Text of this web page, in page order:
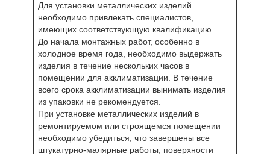
Для установки металлических изделий
необходимо привлекать специалистов,
имеющих соответствующую квалификацию.
До начала монтажных работ, особенно в
холодное время года, необходимо выдержать
изделия в течение нескольких часов в
помещении для акклиматизации. В течение
всего срока акклиматизации вынимать изделия
из упаковки не рекомендуется.
При установке металлических изделий в
ремонтируемом или строящемся помещении
необходимо убедиться, что завершены все
штукатурно-малярные работы, поверхности